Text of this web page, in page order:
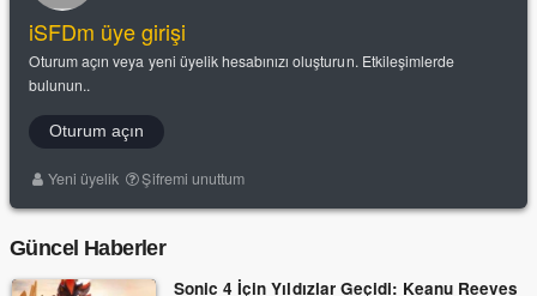
iSFDm üye girişi
Oturum açın veya yeni üyelik hesabınızı oluşturun. Etkileşimlerde
bulunun..
Oturum açın
Yeni üyelik Şifremi unuttum
Güncel Haberler
Sonic 4 İçin Yıldızlar Geçidi: Keanu Reeves